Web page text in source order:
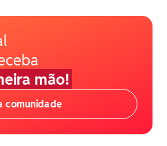
mão!
comunidade